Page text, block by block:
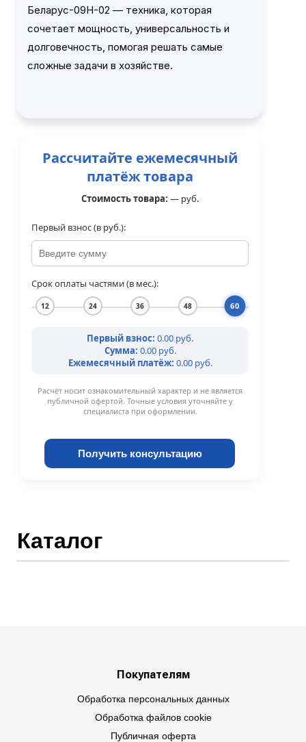
Беларус-09Н-02 — техника, которая
сочетает мощность, универсальность и
долговечность, помогая решать самые
сложные задачи в хозяйстве.
Получить консультацию
Рассчитайте ежемесячный
платёж товара
Стоимость товара: — руб.
Первый взнос (в руб.):
Срок оплаты частями (в мес.):
12 24 36 48 60
Первый взнос: 0.00 руб.
Сумма: 0.00 руб.
Ежемесячный платёж: 0.00 руб.
Расчёт носит ознакомительный характер и не является
публичной офертой. Точные условия уточняйте у
специалиста при оформлении.
Каталог
Покупателям
Обработка персональных данных
Обработка файлов cookie
Публичная оферта